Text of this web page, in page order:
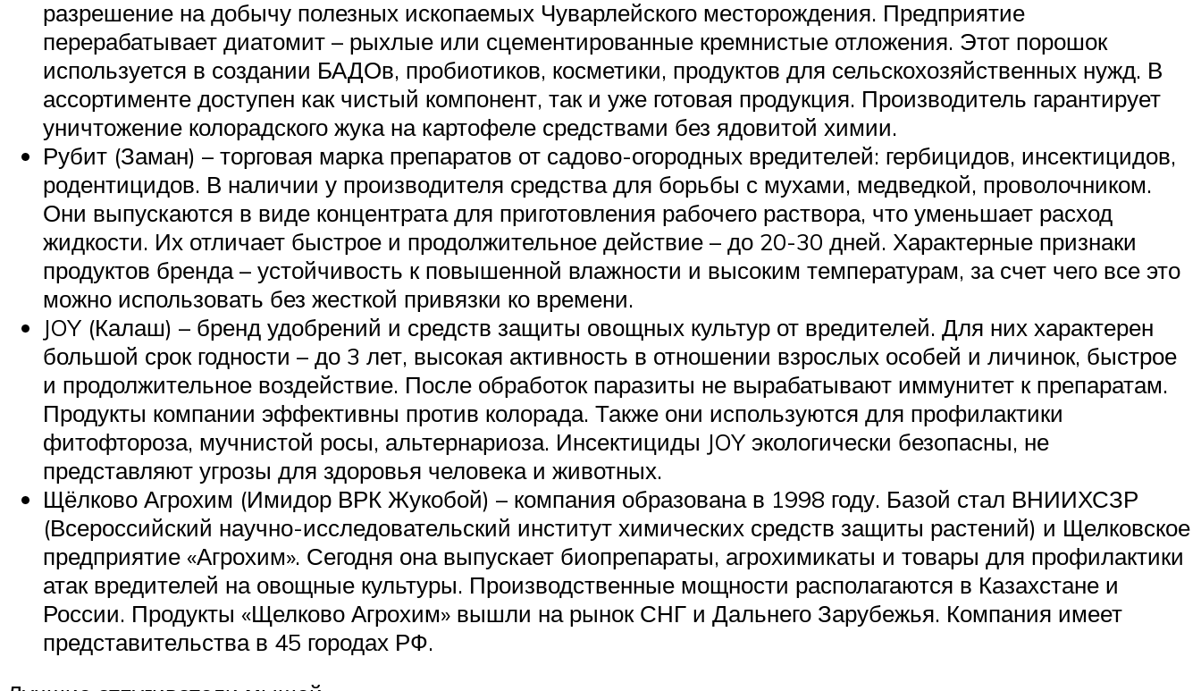
разрешение на добычу полезных ископаемых Чуварлейского месторождения. Предприятие
перерабатывает диатомит – рыхлые или сцементированные кремнистые отложения. Этот порошок
используется в создании БАДОв, пробиотиков, косметики, продуктов для сельскохозяйственных нужд. В
ассортименте доступен как чистый компонент, так и уже готовая продукция. Производитель гарантирует
уничтожение колорадского жука на картофеле средствами без ядовитой химии.
Рубит (Заман) – торговая марка препаратов от садово-огородных вредителей: гербицидов, инсектицидов,
родентицидов. В наличии у производителя средства для борьбы с мухами, медведкой, проволочником.
Они выпускаются в виде концентрата для приготовления рабочего раствора, что уменьшает расход
жидкости. Их отличает быстрое и продолжительное действие – до 20-30 дней. Характерные признаки
продуктов бренда – устойчивость к повышенной влажности и высоким температурам, за счет чего все это
можно использовать без жесткой привязки ко времени.
JOY (Калаш) – бренд удобрений и средств защиты овощных культур от вредителей. Для них характерен
большой срок годности – до 3 лет, высокая активность в отношении взрослых особей и личинок, быстрое
и продолжительное воздействие. После обработок паразиты не вырабатывают иммунитет к препаратам.
Продукты компании эффективны против колорада. Также они используются для профилактики
фитофтороза, мучнистой росы, альтернариоза. Инсектициды JOY экологически безопасны, не
представляют угрозы для здоровья человека и животных.
Щёлково Агрохим (Имидор ВРК Жукобой) – компания образована в 1998 году. Базой стал ВНИИХСЗР
(Всероссийский научно-исследовательский институт химических средств защиты растений) и Щелковское
предприятие «Агрохим». Сегодня она выпускает биопрепараты, агрохимикаты и товары для профилактики
атак вредителей на овощные культуры. Производственные мощности располагаются в Казахстане и
России. Продукты «Щелково Агрохим» вышли на рынок СНГ и Дальнего Зарубежья. Компания имеет
представительства в 45 городах РФ.